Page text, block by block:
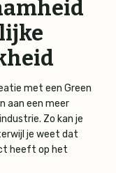
met een Green
aan een meer
Zo kan je
je weet dat
heeft op het